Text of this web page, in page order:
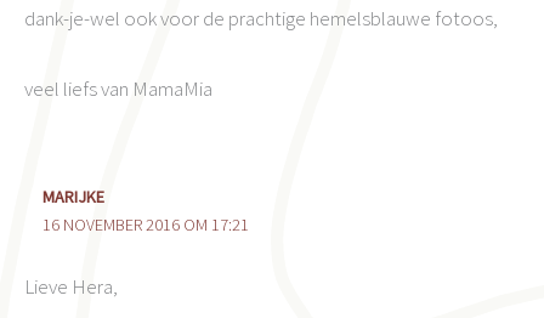
dank-je-wel ook voor de prachtige hemelsblauwe fotoos,
veel liefs van MamaMia
MARIJKE
16 NOVEMBER 2016 OM 17:21
Lieve Hera,